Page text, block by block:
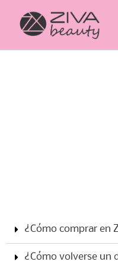
¿Cómo comprar en
¿Cómo volverse un